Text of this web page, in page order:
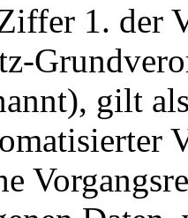
1. der
gilt